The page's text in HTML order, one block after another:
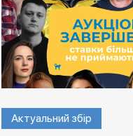
Актуальний збір